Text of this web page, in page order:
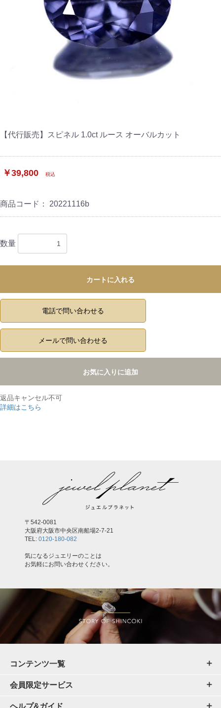
【代行販売】スピネル 1.0ct ルース オーバルカット
￥39,800 税込
商品コード： 20221116b
数量
カートに入れる
電話で問い合わせる
メールで問い合わせる
お気に入りに追加
返品キャンセル不可
詳細はこちら
〒542-0081
大阪府大阪市中央区南船場2-7-21
TEL: 0120-180-082
気になるジュエリーのことは
お気軽にお問い合わせください。
コンテンツ一覧
会員限定サービス